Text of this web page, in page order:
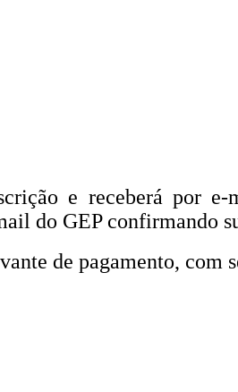
e receberá por
do GEP confirmando
de pagamento, com